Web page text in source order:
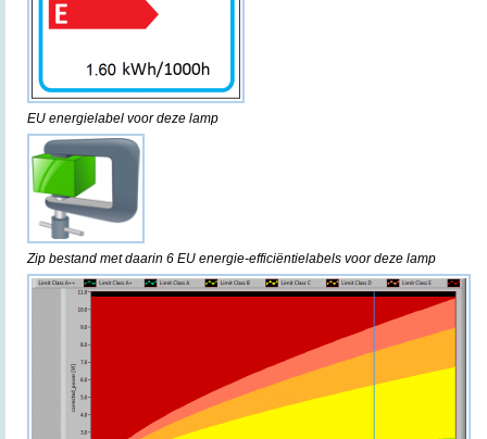
EU energielabel voor deze lamp
Zip bestand met daarin 6 EU energie-efficiëntielabels voor deze lamp